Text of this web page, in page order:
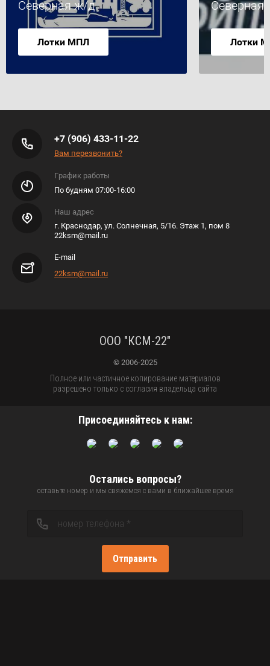
Северная ж/д
Лотки МПЛ
Северная
Лотки
+7 (906) 433-11-22
Вам перезвонить?
График работы
По будням 07:00-16:00
Наш адрес
г. Краснодар, ул. Солнечная, 5/16. Этаж 1, пом 8
22ksm@mail.ru
E-mail
22ksm@mail.ru
ООО "КСМ-22"
© 2006-2025
Полное или частичное копирование материалов
разрешено только с согласия владельца сайта
Присоединяйтесь к нам:
Остались вопросы?
оставьте номер и мы свяжемся с вами в ближайшее время
Отправить